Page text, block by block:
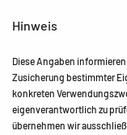
Hinweis
Diese Angaben
Zusicherung bestimmter
konkreten
eigenverantwortlich zu
übernehmen wir